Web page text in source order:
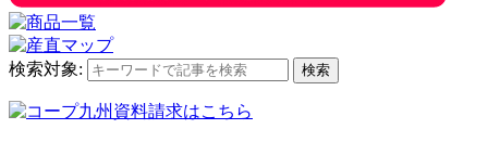
検索対象: 検索